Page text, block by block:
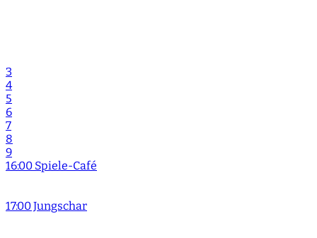
3
4
5
6
7
8
9
16:00 Spiele-Café
17:00 Jungschar